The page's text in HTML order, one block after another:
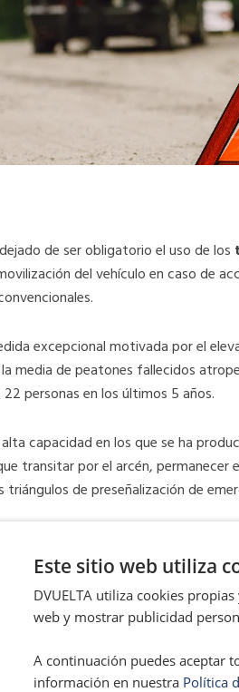
de ser obligatorio el uso de los
del vehículo en caso de
excepcional motivada por el
media de peatones fallecidos
personas en los últimos 5 años.
capacidad en los que se ha
transitar por el arcén, permanecer
de preseñalización de
fin a lamulta de 200 eurospor no
el uso del
visibilidad!
Este sitio web utiliza
DVUELTA utiliza cookies
web y mostrar publicidad
A continuación puedes aceptar
información en nuestra Política